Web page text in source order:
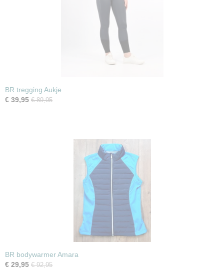
BR tregging Aukje
€ 39,95 € 89,95
BR bodywarmer Amara
€ 29,95 € 92,95